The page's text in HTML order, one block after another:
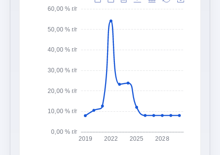
0,00 % г/г
10,00 % г/г
20,00 % г/г
30,00 % г/г
40,00 % г/г
50,00 % г/г
60,00 % г/г
2019 2022 2025 2028